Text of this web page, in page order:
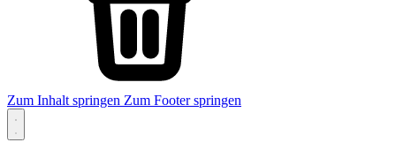
Zum Inhalt springen Zum Footer springen